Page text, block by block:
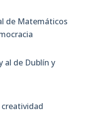
de Matemáticos
al de Dublín y